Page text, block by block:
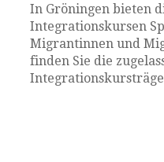
In Gröningen bieten
Integrationskursen
Migrantinnen und
finden Sie die